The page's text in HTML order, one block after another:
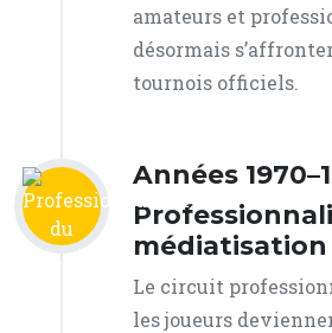
amateurs et
désormais
tournois officiels.
Années
médiatisation
Le circuit
les joueurs